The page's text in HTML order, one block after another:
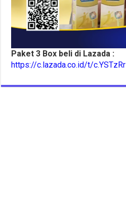
Paket 3 Box beli di Lazada :
https://c.lazada.co.id/t/c.YSTzRr